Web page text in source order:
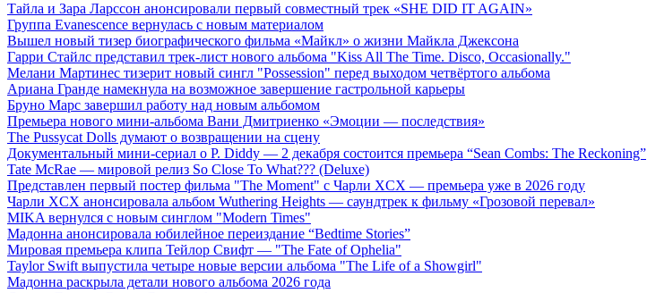
Тайла и Зара Ларссон анонсировали первый совместный трек «SHE DID IT AGAIN»
Группа Evanescence вернулась с новым материалом
Вышел новый тизер биографического фильма «Майкл» о жизни Майкла Джексона
Гарри Стайлс представил трек-лист нового альбома "Kiss All The Time. Disco, Occasionally."
Мелани Мартинес тизерит новый сингл "Possession" перед выходом четвёртого альбома
Ариана Гранде намекнула на возможное завершение гастрольной карьеры
Бруно Марс завершил работу над новым альбомом
Премьера нового мини-альбома Вани Дмитриенко «Эмоции — последствия»
The Pussycat Dolls думают о возвращении на сцену
Документальный мини-сериал о P. Diddy — 2 декабря состоится премьера “Sean Combs: The Reckoning”
Tate McRae — мировой релиз So Close To What??? (Deluxe)
Представлен первый постер фильма "The Moment" с Чарли XCX — премьера уже в 2026 году
Чарли XCX анонсировала альбом Wuthering Heights — саундтрек к фильму «Грозовой перевал»
MIKA вернулся с новым синглом "Modern Times"
Мадонна анонсировала юбилейное переиздание “Bedtime Stories”
Мировая премьера клипа Тейлор Свифт — "The Fate of Ophelia"
Taylor Swift выпустила четыре новые версии альбома "The Life of a Showgirl"
Мадонна раскрыла детали нового альбома 2026 года